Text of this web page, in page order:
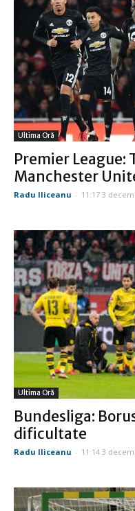
Ultima Oră
Premier League:
Manchester
Radu Iliceanu - 11:17 3
Ultima Oră
Bundesliga:
dificultate
Radu Iliceanu - 11:14 3